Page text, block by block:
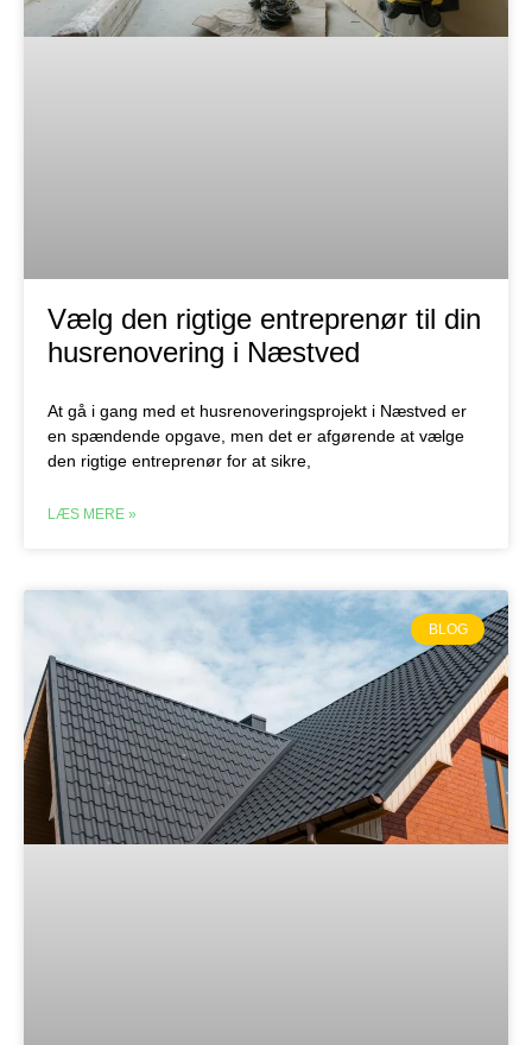
Vælg den rigtige entreprenør til din
husrenovering i Næstved
At gå i gang med et husrenoveringsprojekt i Næstved er
en spændende opgave, men det er afgørende at vælge
den rigtige entreprenør for at sikre,
LÆS MERE »
BLOG